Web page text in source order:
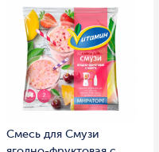
Смесь для Смузи